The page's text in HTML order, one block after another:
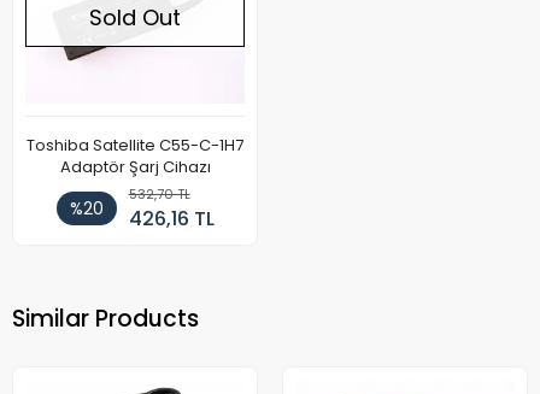
Sold Out
Toshiba Satellite C55-C-1H7
Adaptör Şarj Cihazı
%20
532,70 TL
426,16 TL
Similar Products